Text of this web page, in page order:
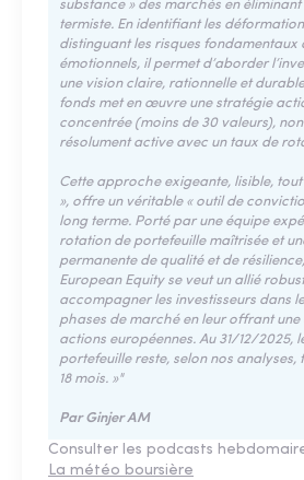
substance » des marchés en
termiste. En identifiant les
distinguant les risques fondamentaux
émotionnels, il permet d’aborder
une vision claire, rationnelle et
fonds met en œuvre une stratégie
concentrée (moins de 30 valeurs),
résolument active avec un taux de
Cette approche exigeante, lisible,
», offre un véritable « outil de
long terme. Porté par une équipe
rotation de portefeuille maîtrisée et
permanente de qualité et de
European Equity se veut un allié
accompagner les investisseurs dans
phases de marché en leur offrant
actions européennes. Au 31/12/2025,
portefeuille reste, selon nos analyses,
18 mois. »"
Par Ginjer AM
Consulter les podcasts
La météo boursière